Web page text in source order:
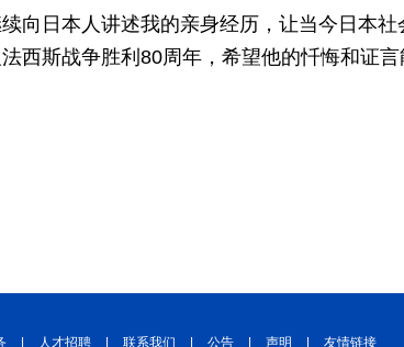
向日本人讲述我的亲身经历，让当今日本
西斯战争胜利80周年，希望他的忏悔和证
人才招聘 联系我们 公告 声明 友情链接